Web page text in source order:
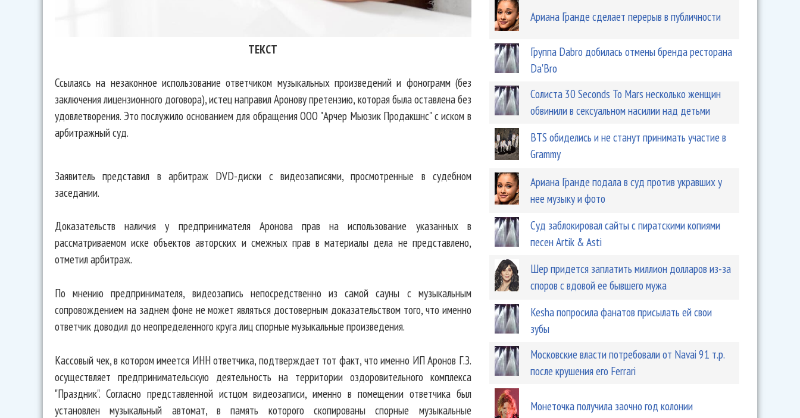
ТЕКСТ
Ссылаясь на незаконное использование ответчиком музыкальных произведений и фонограмм (без
заключения лицензионного договора), истец направил Аронову претензию, которая была оставлена без
удовлетворения. Это послужило основанием для обращения ООО "Арчер Мьюзик Продакшнс" с иском в
арбитражный суд.
Заявитель представил в арбитраж DVD-диски с видеозаписями, просмотренные в судебном
заседании.
Доказательств наличия у предпринимателя Аронова прав на использование указанных в
рассматриваемом иске объектов авторских и смежных прав в материалы дела не представлено,
отметил арбитраж.
По мнению предпринимателя, видеозапись непосредственно из самой сауны с музыкальным
сопровождением на заднем фоне не может являться достоверным доказательством того, что именно
ответчик доводил до неопределенного круга лиц спорные музыкальные произведения.
Кассовый чек, в котором имеется ИНН ответчика, подтверждает тот факт, что именно ИП Аронов Г.З.
осуществляет предпринимательскую деятельность на территории оздоровительного комплекса
"Праздник". Согласно представленной истцом видеозаписи, именно в помещении ответчика был
установлен музыкальный автомат, в память которого скопированы спорные музыкальные
Ариана Гранде сделает перерыв в публичности
Группа Dabro добилась отмены бренда ресторана
Da'Bro
Солиста 30 Seconds To Mars несколько женщин
обвинили в сексуальном насилии над детьми
BTS обиделись и не станут принимать участие в
Grammy
Ариана Гранде подала в суд против укравших у
нее музыку и фото
Суд заблокировал сайты с пиратскими копиями
песен Artik & Asti
Шер придется заплатить миллион долларов из-за
споров с вдовой ее бывшего мужа
Kesha попросила фанатов присылать ей свои
зубы
Московские власти потребовали от Navai 91 т.р.
после крушения его Ferrari
Монеточка получила заочно год колонии